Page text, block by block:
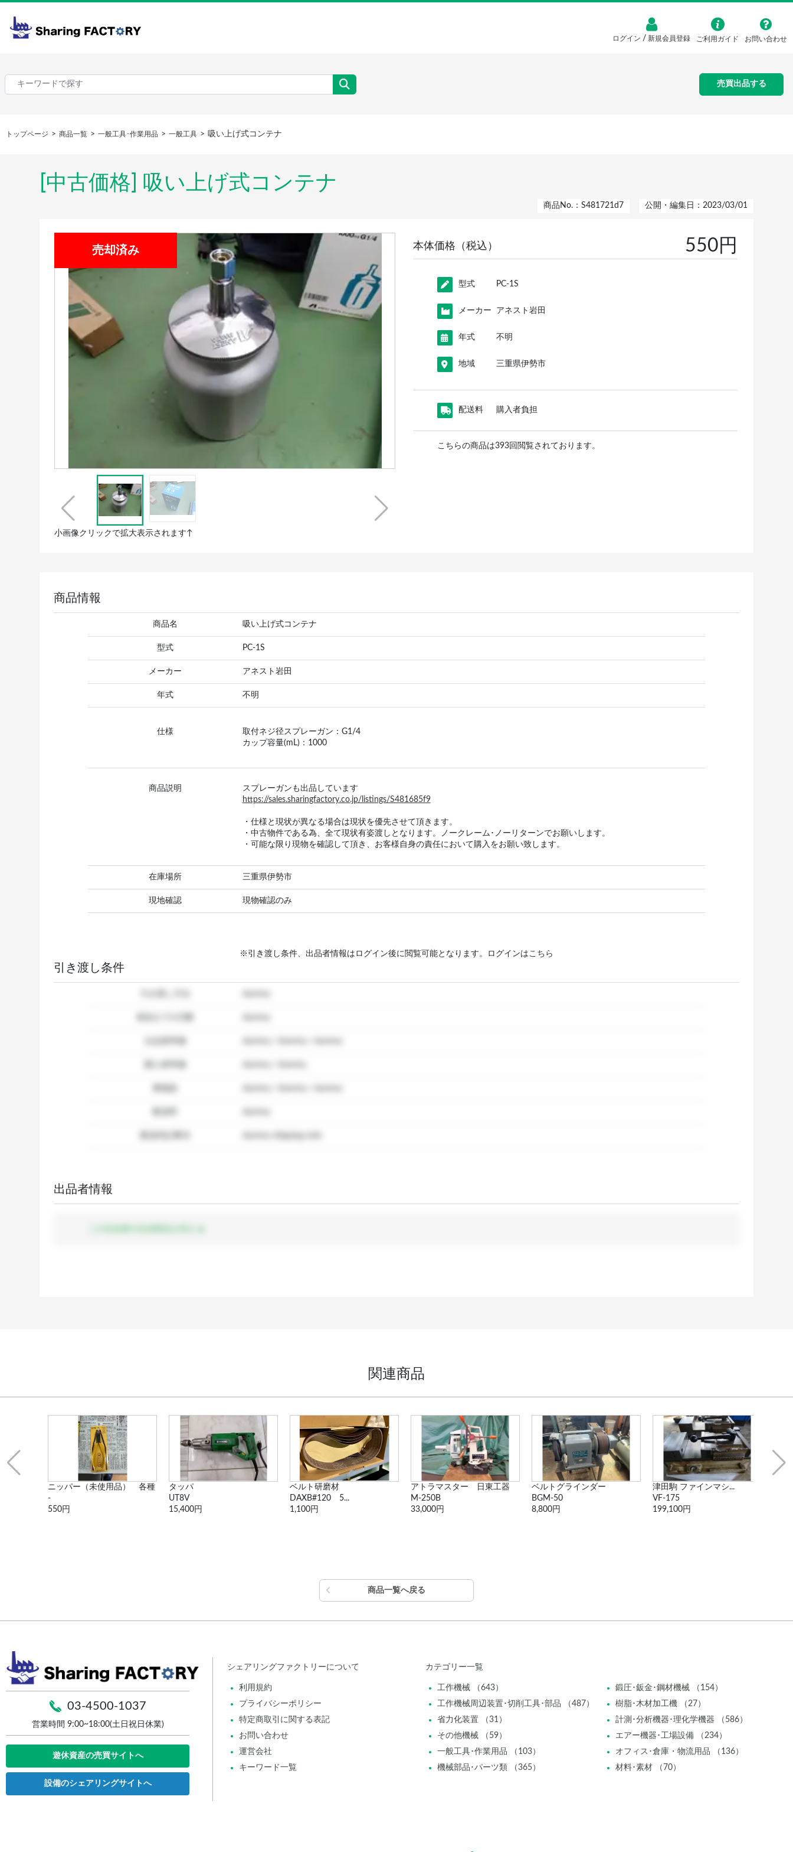
ログイン / 新規会員登録 ご利用ガイド お問い合わせ
売買出品する
トップページ 商品一覧 一般工具･作業用品 一般工具 吸い上げ式コンテナ
[中古価格] 吸い上げ式コンテナ
商品No.：S481721d7 公開・編集日：2023/03/01
売却済み
小画像クリックで拡大表示されます↑
本体価格（税込） 550円
型式 PC-1S
メーカー アネスト岩田
年式 不明
地域 三重県伊勢市
配送料 購入者負担
こちらの商品は393回閲覧されております。
商品情報
商品名 吸い上げ式コンテナ
型式 PC-1S
メーカー アネスト岩田
年式 不明
仕様
取付ネジ径スプレーガン：G1/4
カップ容量(mL)：1000
商品説明
スプレーガンも出品しています
https://sales.sharingfactory.co.jp/listings/S481685f9
・仕様と現状が異なる場合は現状を優先させて頂きます。
・中古物件である為、全て現状有姿渡しとなります。ノークレーム･ノーリターンでお願いします。
・可能な限り現物を確認して頂き、お客様自身の責任において購入をお願い致します。
在庫場所 三重県伊勢市
現地確認 現物確認のみ
※引き渡し条件、出品者情報はログイン後に閲覧可能となります。ログインは こちら
引き渡し条件
出品者情報
関連商品
ニッパー（未使用品） 各種
-
550円
タッパ
UT8V
15,400円
ベルト研磨材
DAXB#120 5...
1,100円
アトラマスター 日東工器
M-250B
33,000円
ベルトグラインダー
BGM-50
8,800円
津田駒 ファインマシ...
VF-175
199,100円
商品一覧へ戻る
03-4500-1037
営業時間 9:00~18:00(土日祝日休業)
遊休資産の売買サイトへ
設備のシェアリングサイトへ
シェアリングファクトリーについて
利用規約
プライバシーポリシー
特定商取引に関する表記
お問い合わせ
運営会社
キーワード一覧
カテゴリー一覧
工作機械 （643）
鍛圧･鈑金･鋼材機械 （154）
工作機械周辺装置･切削工具･部品 （487）
樹脂･木材加工機 （27）
省力化装置 （31）
計測･分析機器･理化学機器 （586）
その他機械 （59）
エアー機器･工場設備 （234）
一般工具･作業用品 （103）
オフィス･倉庫・物流用品 （136）
機械部品･パーツ類 （365）
材料･素材 （70）